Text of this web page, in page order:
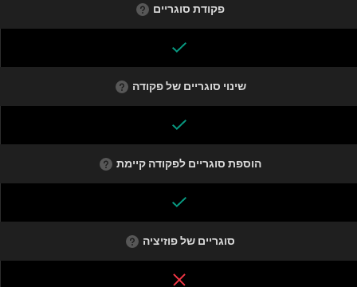
פקודת סוגריים
שינוי סוגריים של פקודה
הוספת סוגריים לפקודה קיימת
סוגריים של פוזיציה